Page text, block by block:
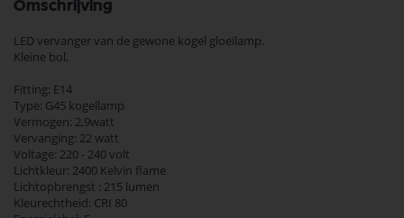
Omschrijving
LED vervanger van de gewone kogel gloeilamp.
Kleine bol,
Fitting: E14
Type: G45 kogellamp
Vermogen: 2,9watt
Vervanging: 22 watt
Voltage: 220 - 240 volt
Lichtkleur: 2400 Kelvin flame
Lichtopbrengst : 215 lumen
Kleurechtheid: CRI 80